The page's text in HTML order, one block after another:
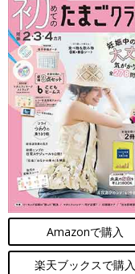
Amazonで購入
楽天ブックスで購入